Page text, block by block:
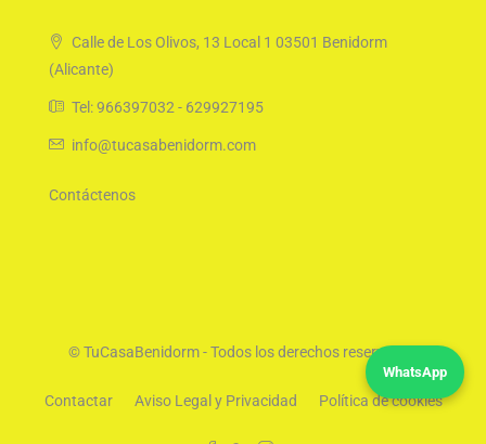
Calle de Los Olivos, 13 Local 1 03501 Benidorm
(Alicante)
Tel: 966397032 - 629927195
info@tucasabenidorm.com
Contáctenos
WhatsApp
© TuCasaBenidorm - Todos los derechos reservados
Contactar Aviso Legal y Privacidad Política de cookies